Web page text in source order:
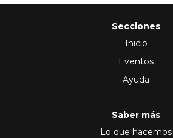
Secciones
Inicio
Eventos
Ayuda
Saber más
Lo que hacemos